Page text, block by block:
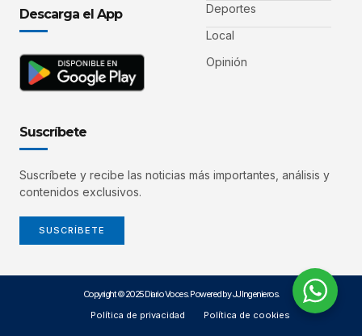
Descarga el App
Deportes
Local
Opinión
Suscríbete
Suscríbete y recibe las noticias más importantes, análisis y
contenidos exclusivos.
SUSCRÍBETE
Copyright © 2025 Diario Voces. Powered by JJ Ingenieros.
Política de privacidad
Política de cookies